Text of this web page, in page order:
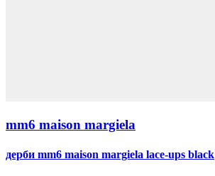
mm6 maison margiela
дерби mm6 maison margiela lace-ups black